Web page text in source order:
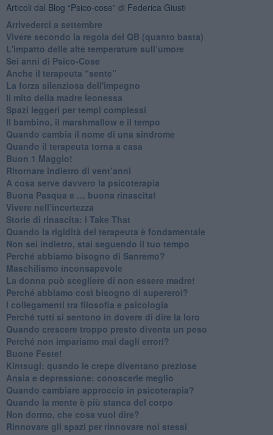
Articoli dal Blog “Psico-cose” di Federica Giusti
​Arrivederci a settembre
​Vivere secondo la regola del QB (quanto basta)
​L'impatto delle alte temperature sull’umore
Sei anni di Psico-Cose
​Anche il terapeuta “sente”
​La forza silenziosa dell'impegno
​Il mito della madre leonessa
Spazi leggeri per tempi complessi
Il bambino, il marshmallow e il tempo
​Quando cambia il nome di una sindrome
​Quando il terapeuta torna a casa
​Buon 1 Maggio!
Ritornare indietro di vent’anni
​A cosa serve davvero la psicoterapia
​Buona Pasqua e … buona rinascita!
​Vivere nell’incertezza
​Storie di rinascita: i Take That
​Quando la rigidità del terapeuta è fondamentale
​Non sei indietro, stai seguendo il tuo tempo
​Perché abbiamo bisogno di Sanremo?
​Maschilismo inconsapevole
​La donna può scegliere di non essere madre!
​Perché abbiamo così bisogno di supereroi?
​I collegamenti tra filosofia e psicologia
​Perché tutti si sentono in dovere di dire la loro
​Quando crescere troppo presto diventa un peso
​Perché non impariamo mai dagli errori?
​Buone Feste!
​Kintsugi: quando le crepe diventano preziose
Ansia e depressione: conoscerle meglio
Quando cambiare approccio in psicoterapia?
​Quando la mente è più stanca del corpo
Non dormo, che cosa vuol dire?
​Rinnovare gli spazi per rinnovare noi stessi